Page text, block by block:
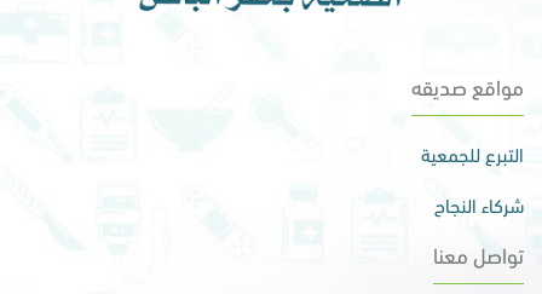
مواقع صديقه
التبرع للجمعية
شركاء النجاح
تواصل معنا